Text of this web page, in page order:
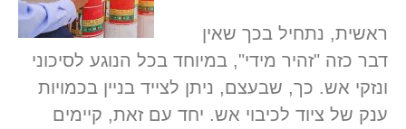
ראשית, נתחיל בכך שאין
דבר כזה "זהיר מידי", במיוחד בכל הנוגע לסיכוני
ונזקי אש. כך, שבעצם, ניתן לצייד בניין בכמויות
ענק של ציוד לכיבוי אש. יחד עם זאת, קיימים